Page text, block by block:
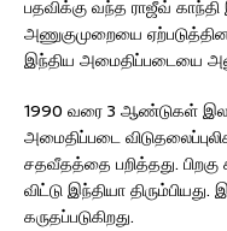
பதவிக்கு வந்த ராஜீவ்
அணுகுமுறையை
இந்திய அமைதிப்படையை
1990 வரை 3 ஆண்டுகள்
அமைதிப்படை
சதவீதத்தை பறித்தது.
விட்டு இந்தியா
கருதப்படுகிறது.